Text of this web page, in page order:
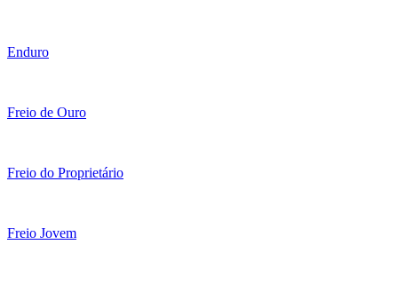
Enduro
Freio de Ouro
Freio do Proprietário
Freio Jovem